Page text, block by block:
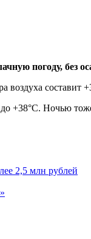
погоду, без
воздуха составит
+38°C. Ночью
2,5 млн рублей